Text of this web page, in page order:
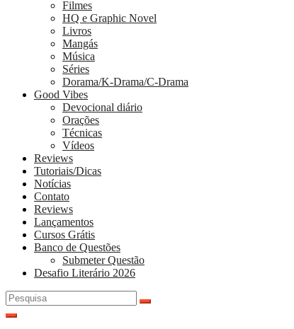
Filmes
HQ e Graphic Novel
Livros
Mangás
Música
Séries
Dorama/K-Drama/C-Drama
Good Vibes
Devocional diário
Orações
Técnicas
Vídeos
Reviews
Tutoriais/Dicas
Notícias
Contato
Reviews
Lançamentos
Cursos Grátis
Banco de Questões
Submeter Questão
Desafio Literário 2026
Pesquisar
por: